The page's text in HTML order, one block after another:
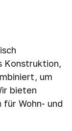
Konstruktion,
um
bieten
für Wohn- und